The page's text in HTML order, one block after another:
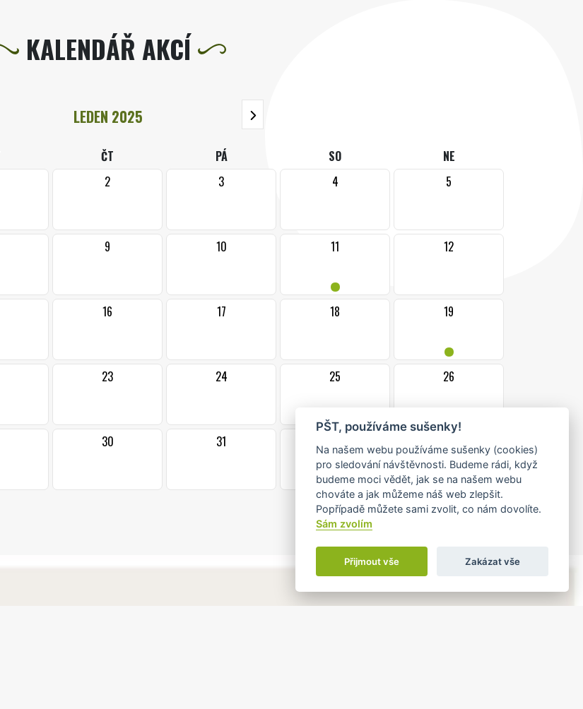
KALENDÁŘ AKCÍ
LEDEN 2025
ČT PÁ SO
NE
2 3 4 5
9 10 11
•
12
16 17 18 19
•
23 24 25 26
•
30 31
PŠT, používáme sušenky!
Na našem webu používáme sušenky (cookies)
pro sledování návštěvnosti. Budeme rádi, když
budeme moci vědět, jak se na našem webu
chováte a jak můžeme náš web zlepšit.
Popřípadě můžete sami zvolit, co nám dovolíte.
Sám zvolím
Přijmout vše Zakázat vše